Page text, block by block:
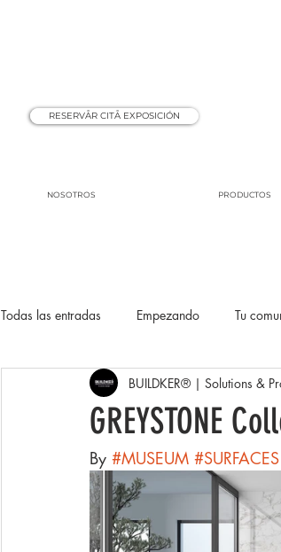
RESERVÅR CITÅ EXPOSICIÓN
NOSOTROS PRODUCTOS
Todas las entradas Empezando Tu
GREYSTONE
BUILDKER® | Solutions &
By #MUSEUM #SURFACES